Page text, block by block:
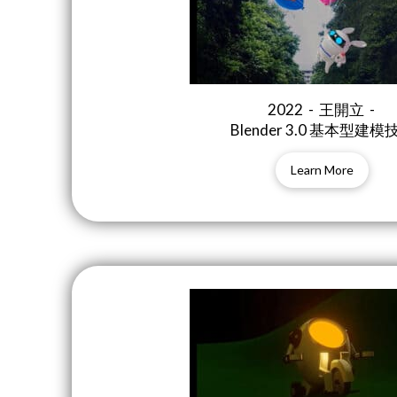
2022 - 王開立 -
Blender 3.0 基本型建模
Learn More